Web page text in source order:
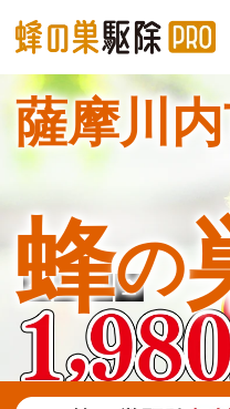
TOP
蜂の
蜂の
対応
薩摩川
蜂の